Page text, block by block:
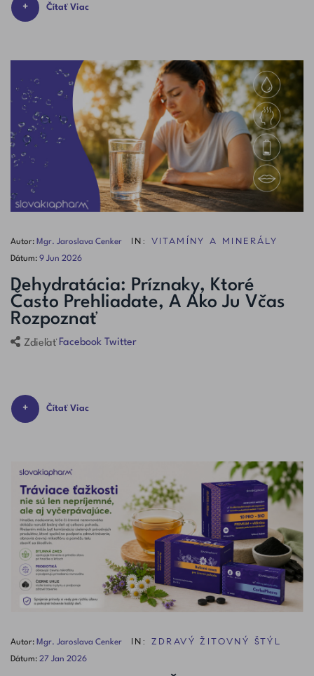
Čítať Viac
Autor: Mgr. Jaroslava Cenker IN: VITAMÍNY A MINERÁLY
Dátum: 9 Jun 2026
Dehydratácia: Príznaky, Ktoré
Často Prehliadate, A Ako Ju Včas
Rozpoznať
Zdieľať Facebook Twitter
Čítať Viac
Autor: Mgr. Jaroslava Cenker IN: ZDRAVÝ ŽITOVNÝ ŠTÝL
Dátum: 27 Jan 2026